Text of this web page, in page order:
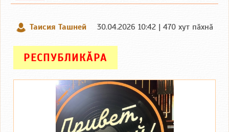
Таисия Ташней 30.04.2026 10:42 | 470 хут пӑхнӑ
РЕСПУБЛИКӐРА